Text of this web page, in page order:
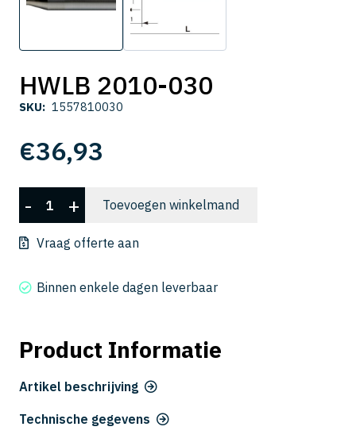
HWLB 2010-030
SKU: 1557810030
€36,93
HWLB
2010-
030
- + Toevoegen winkelmand
Vraag offerte aan
Binnen enkele dagen leverbaar
Product Informatie
Artikel beschrijving
Technische gegevens